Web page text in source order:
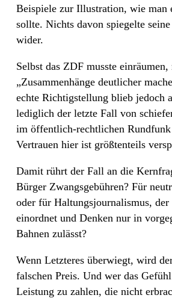
Beispiele zur Illustration, wie man
sollte. Nichts davon spiegelte
wider.
Selbst das ZDF musste einräumen,
„Zusammenhänge deutlicher
echte Richtigstellung blieb jedoch
lediglich der letzte Fall von
im öffentlich-rechtlichen Rundfunk
Vertrauen hier ist größtenteils
Damit rührt der Fall an die
Bürger Zwangsgebühren? Für
oder für Haltungsjournalismus, der
einordnet und Denken nur in
Bahnen zulässt?
Wenn Letzteres überwiegt, wird
falschen Preis. Und wer das
Leistung zu zahlen, die nicht